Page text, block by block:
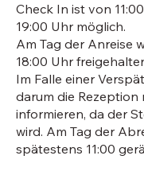
Check In ist von
19:00 Uhr möglich.
Am Tag der Anreise
18:00 Uhr
Im Falle einer
darum die
informieren, da der
wird. Am Tag der
spätestens 11:00